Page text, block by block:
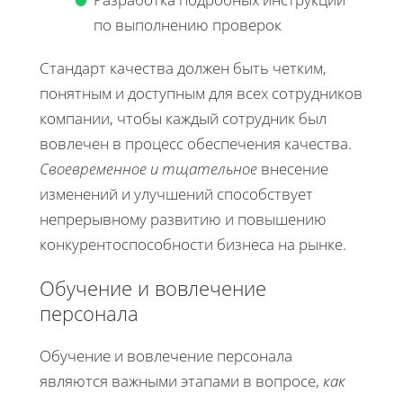
по выполнению проверок
Стандарт качества должен быть четким,
понятным и доступным для всех сотрудников
компании, чтобы каждый сотрудник был
вовлечен в процесс обеспечения качества.
Своевременное и тщательное внесение
изменений и улучшений способствует
непрерывному развитию и повышению
конкурентоспособности бизнеса на рынке.
Обучение и вовлечение
персонала
Обучение и вовлечение персонала
являются важными этапами в вопросе, как